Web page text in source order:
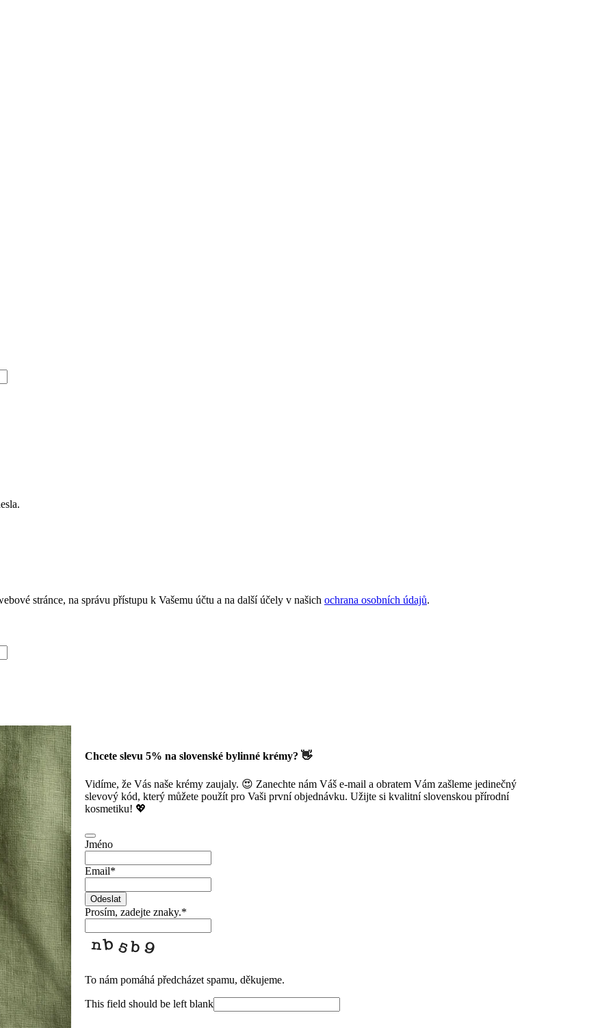
stránce, na správu přístupu k Vašemu účtu a na další účely v našich ochrana osobních údajů.
Chcete slevu 5% na slovenské bylinné krémy? 👋
Vidíme, že Vás naše krémy zaujaly. 😍 Zanechte nám Váš e-mail a obratem Vám zašleme jedinečný
slevový kód, který můžete použít pro Vaši první objednávku. Užijte si kvalitní slovenskou přírodní
kosmetiku! 💖
Jméno
Email*
Odeslat
Prosím, zadejte znaky.*
To nám pomáhá předcházet spamu, děkujeme.
This field should be left blank